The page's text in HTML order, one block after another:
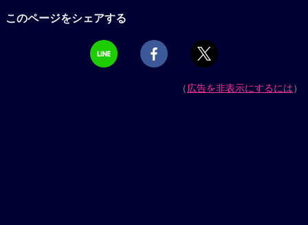
このページをシェアする
（広告を非表示にするには）